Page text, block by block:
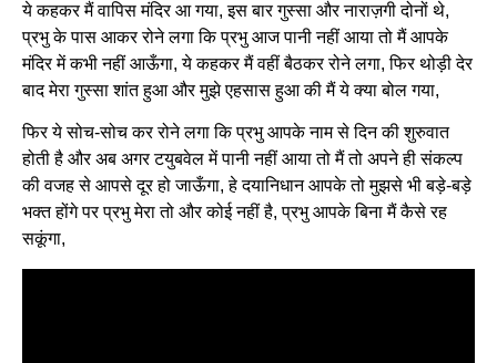
ये कहकर मैं वापिस मंदिर आ गया, इस बार गुस्सा और नाराज़गी दोनों थे,
प्रभु के पास आकर रोने लगा कि प्रभु आज पानी नहीं आया तो मैं आपके
मंदिर में कभी नहीं आऊँगा, ये कहकर मैं वहीं बैठकर रोने लगा, फिर थोड़ी देर
बाद मेरा गुस्सा शांत हुआ और मुझे एहसास हुआ की मैं ये क्या बोल गया,
फिर ये सोच-सोच कर रोने लगा कि प्रभु आपके नाम से दिन की शुरुवात
होती है और अब अगर टयुबवेल में पानी नहीं आया तो मैं तो अपने ही संकल्प
की वजह से आपसे दूर हो जाऊँगा, हे दयानिधान आपके तो मुझसे भी बड़े-बड़े
भक्त होंगे पर प्रभु मेरा तो और कोई नहीं है, प्रभु आपके बिना मैं कैसे रह
सकूंगा,